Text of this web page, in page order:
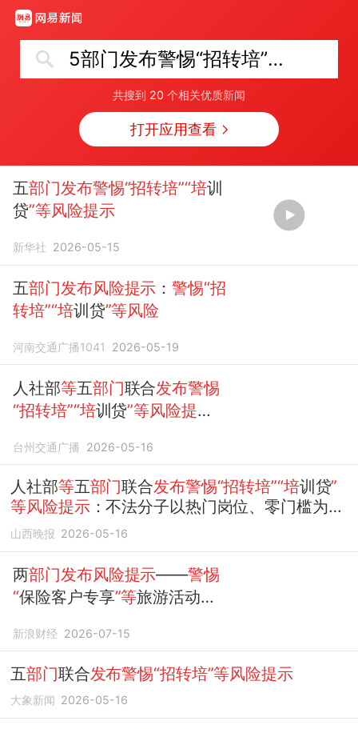
5部门发布警惕“招转培”等风险提示
共搜到 20 个相关优质新闻
打开应用查看
五部门发布警惕“招转培”“培训
贷”等风险提示
新华社 2026-05-15
五部门发布风险提示 ：警惕“招
转培”“培训贷”等风险
河南交通广播1041 2026-05-19
人社部等五部门联合发布警惕
“招转培”“培训贷”等风险提
作”等作饵，面试中制造焦虑诱
导办理贷款
台州交通广播 2026-05-16
人社部等五部门联合发布警惕“招转培”“培训贷”
等风险提示：不法分子以热门岗位、零门槛为诱
饵，面试中贬低能力，诱导求职者贷款
山西晚报 2026-05-16
两部门发布风险提示——警惕
“保险客户专享”等旅游活动骗
新浪财经 2026-07-15
五部门联合发布警惕“招转培”等风险提示
大象新闻 2026-05-16